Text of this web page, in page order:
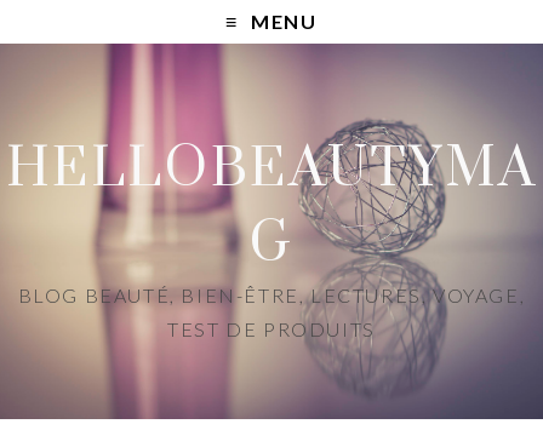
MENU
HELLOBEAUTYMA
G
BLOG BEAUTÉ, BIEN-ÊTRE, LECTURES, VOYAGE,
TEST DE PRODUITS